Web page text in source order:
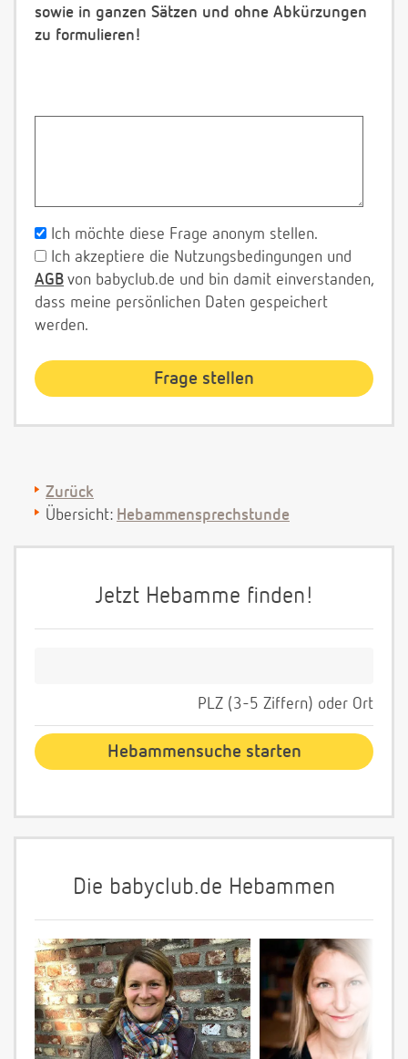
sowie in ganzen Sätzen und ohne Abkürzungen
zu formulieren!
Ich möchte diese Frage anonym stellen.
Ich akzeptiere die Nutzungsbedingungen und
AGB von babyclub.de und bin damit einverstanden,
dass meine persönlichen Daten gespeichert
werden.
Zurück
Übersicht: Hebammensprechstunde
Jetzt Hebamme finden!
PLZ (3-5 Ziffern) oder Ort
Die babyclub.de Hebammen